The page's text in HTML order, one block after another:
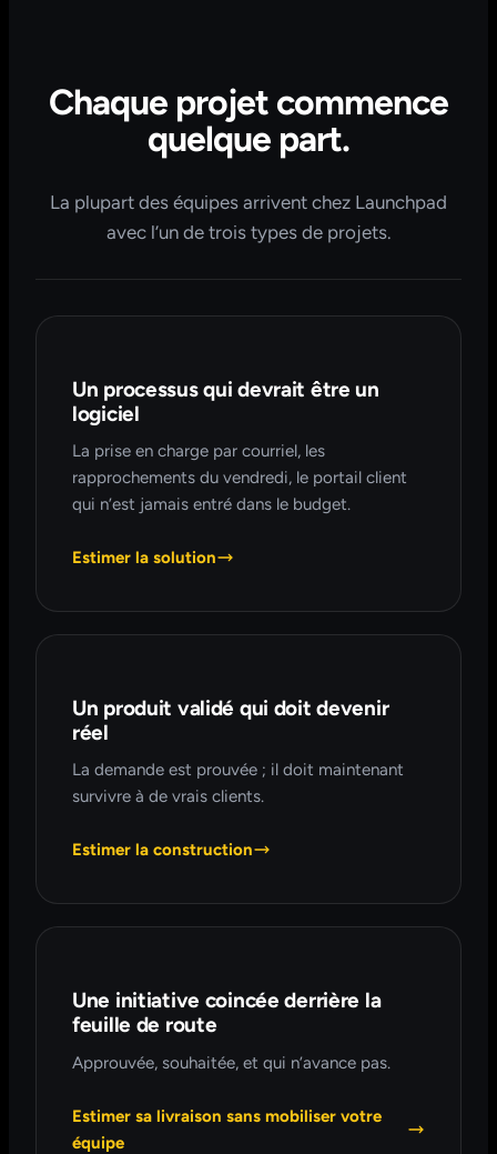
Chaque projet commence
quelque part.
La plupart des équipes arrivent chez Launchpad
avec l’un de trois types de projets.
Un processus qui devrait être un
logiciel
La prise en charge par courriel, les
rapprochements du vendredi, le portail client
qui n’est jamais entré dans le budget.
Estimer la solution
Un produit validé qui doit devenir
réel
La demande est prouvée ; il doit maintenant
survivre à de vrais clients.
Estimer la construction
Une initiative coincée derrière la
feuille de route
Approuvée, souhaitée, et qui n’avance pas.
Estimer sa livraison sans mobiliser votre
équipe